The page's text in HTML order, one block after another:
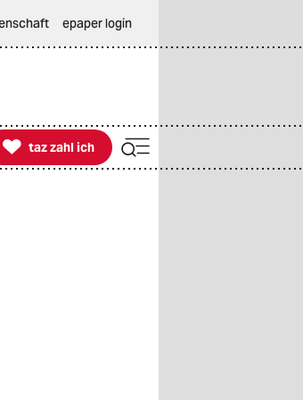
epaper login

taz zahl ich
taz zahl ich